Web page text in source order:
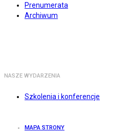
Prenumerata
Archiwum
NASZE WYDARZENIA
Szkolenia i konferencje
MAPA STRONY